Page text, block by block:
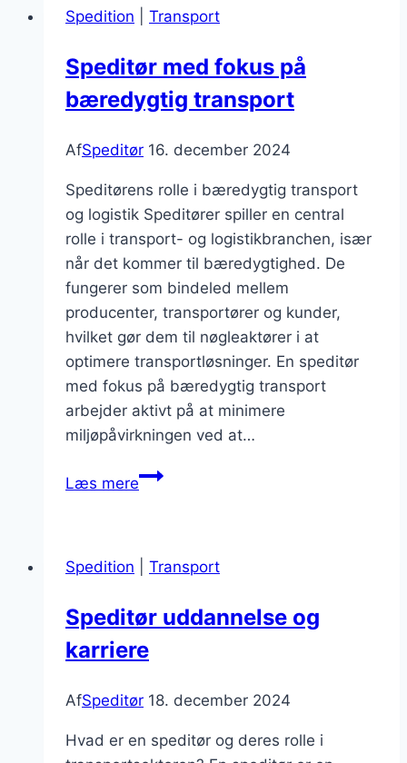
Spedition Transport
Speditør med fokus på
bæredygtig transport
AfSpeditør 16. december 2024
Speditørens rolle i bæredygtig transport
og logistik Speditører spiller en central
rolle i transport- og logistikbranchen, især
når det kommer til bæredygtighed. De
fungerer som bindeled mellem
producenter, transportører og kunder,
hvilket gør dem til nøgleaktører i at
optimere transportløsninger. En speditør
med fokus på bæredygtig transport
arbejder aktivt på at minimere
miljøpåvirkningen ved at…
Læs mereSpeditør
bæredygtig
Spedition Transport
Speditør uddannelse og
karriere
AfSpeditør 18. december 2024
Hvad er en speditør og deres rolle i